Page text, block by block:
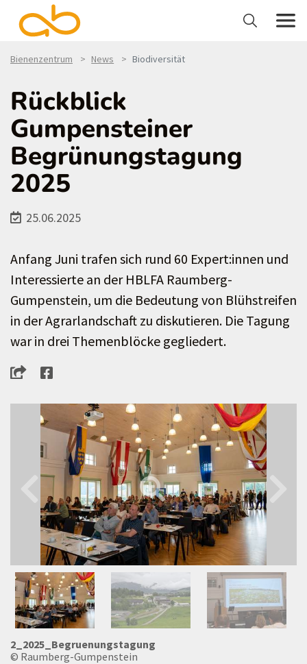
Bienenzentrum News Biodiversität
Rückblick
Gumpensteiner
Begrünungstagung
2025
25.06.2025
Anfang Juni trafen sich rund 60 Expert:innen und
Interessierte an der HBLFA Raumberg-
Gumpenstein, um die Bedeutung von Blühstreifen
in der Agrarlandschaft zu diskutieren. Die Tagung
war in drei Themenblöcke gegliedert.
2_2025_Begruenungstagung
© Raumberg-Gumpenstein